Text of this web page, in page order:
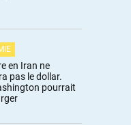
en Iran ne
pas le dollar.
pourrait